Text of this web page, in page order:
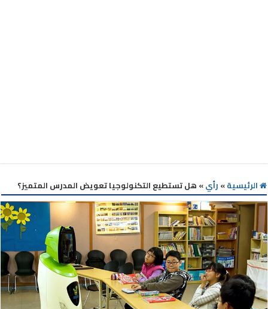
الرئيسية» رأي» هل تستطيع التكنولوجيا تعويض المدرس المتميز؟